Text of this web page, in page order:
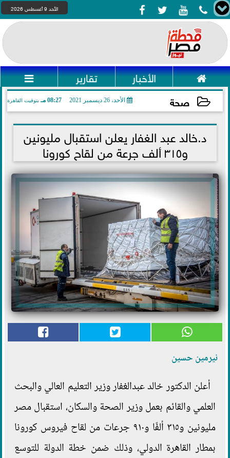
    الأحد 9 أغسطس 2026
 الأخبار تقارير 
صحة الأحد، 26 ديسمبر 2021 08:27 مـ بتوقيت القاهرة
2021-12-26 20:27:22د.خالد عبد الغفار يعلن استقبال مليونين
و٣١٥ ألف جرعة من لقاح كورونا
نيرمين حسين
أعلن الدكتور خالد عبدالغفار وزير التعليم العالي والبحث
العلمي والقائم بعمل وزير الصحة والسكان، استقبال مصر
مليونين و٣١٥ ألفًا و٩١٠ جرعات من لقاح فيروس كورونا
بمطار القاهرة الدولي، وذلك ضمن خطة الدولة للتوسع